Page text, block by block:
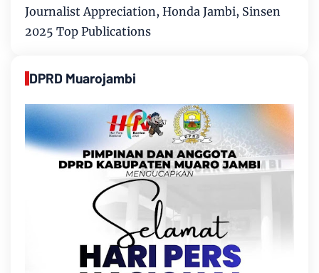
Journalist Appreciation, Honda Jambi, Sinsen
2025 Top Publications
DPRD Muarojambi